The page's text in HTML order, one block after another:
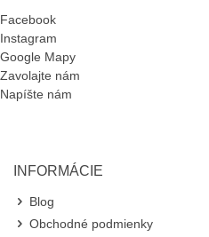
Facebook
Instagram
Google Mapy
Zavolajte nám
Napíšte nám
INFORMÁCIE
Blog
Obchodné podmienky